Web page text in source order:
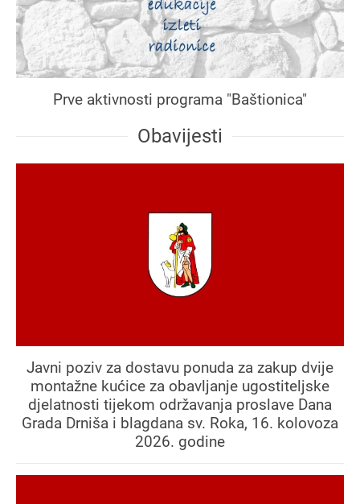
Prve aktivnosti programa "Baštionica"
Obavijesti
Javni poziv za dostavu ponuda za zakup dvije
montažne kućice za obavljanje ugostiteljske
djelatnosti tijekom održavanja proslave Dana
Grada Drniša i blagdana sv. Roka, 16. kolovoza
2026. godine